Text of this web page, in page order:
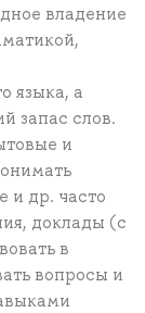
владение
языка, а
запас слов.
и
и др. часто
доклады (с
в
вопросы и